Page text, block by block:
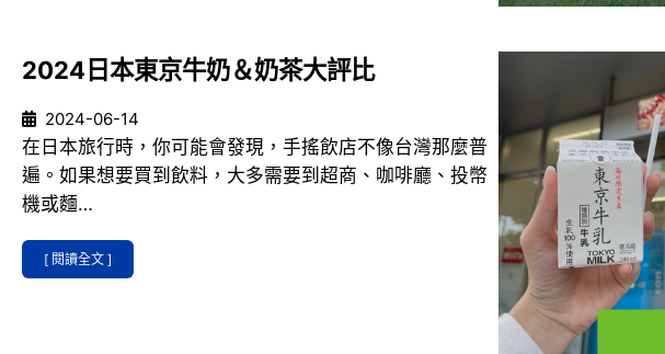
2024日本東京牛奶＆奶茶大評比
2024-06-14
在日本旅行時，你可能會發現，手搖飲店不像台灣那麼普
遍。如果想要買到飲料，大多需要到超商、咖啡廳、投幣
機或麵…
[ 閱讀全文 ]